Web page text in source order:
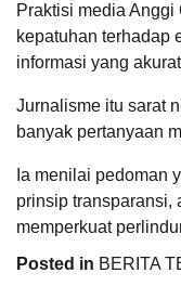
Praktisi media
kepatuhan terhadap
informasi yang
Jurnalisme itu sarat
banyak pertanyaan
Ia menilai pedoman
prinsip transparansi,
memperkuat
Posted in BERITA